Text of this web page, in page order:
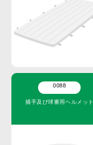
0088
捕手及び球審用ヘルメット